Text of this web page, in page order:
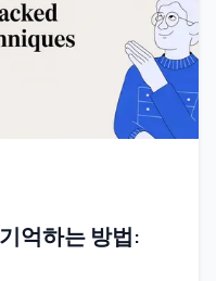
억하는 방법: